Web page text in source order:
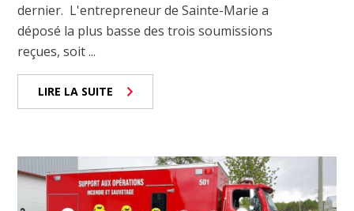
dernier. L'entrepreneur de Sainte-Marie a
déposé la plus basse des trois soumissions
reçues, soit ...
LIRE LA SUITE